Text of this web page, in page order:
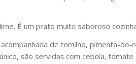
É um prato muito saboroso
de tomilho, pimenta-
são servidas com cebola,